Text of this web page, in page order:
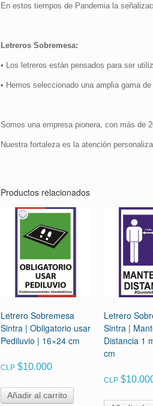
En estos tiempos de Pandemia la
Letreros Sobremesa:
• Los letreros están pensados para ser
• Hemos seleccionado una amplia gama
Somos una empresa pionera, con más de
Nuestra fortaleza es la atención
Productos relacionados
Letrero Sobremesa
Sintra | Obligatorio usar
Pediluvio | 16×24 cm
CLP $10.000
Añadir al carrito
Letrero
Sintra |
Distancia 1
cm
CLP $